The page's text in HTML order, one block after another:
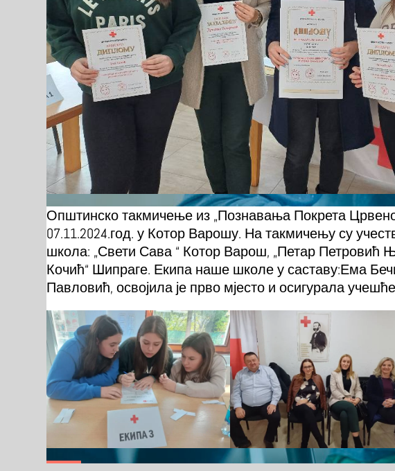
Општинско такмичење из „Познавања Покрета
07.11.2024.год. у Котор Варошу. На такмичењу су
школа: „Свети Сава “ Котор Варош, „Петар Петровић
Кочић“ Шипраге. Екипа наше школе у саставу:Ема
Павловић, освојила је прво мјесто и осигурала